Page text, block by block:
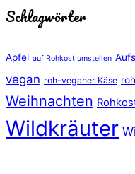
Schlagwörter
Apfel auf Rohkost umstellen
vegan roh-veganer Käse
Weihnachten
Wildkräuter